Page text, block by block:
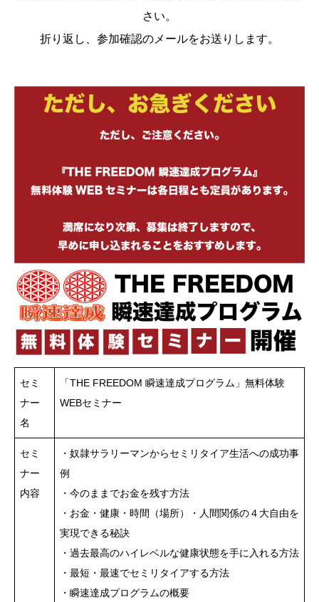
さい。
折り返し、参加確認のメールをお送りします。
セミ
ナー
名
「THE FREEDOM 瞬速達成プログラム」無料体験
WEBセミナー
セミ
ナー
内容
・奴隷サラリーマンからセミリタイア生活への成功事
例
・今のままでお金を残す方法
・お金・健康・時間（場所）・人間関係の４大自由を
実現できる秘訣
・過去最高のハイレベルな健康状態を手に入れる方法
・最短・最速でセミリタイアする方法
・瞬速達成プログラムの概要